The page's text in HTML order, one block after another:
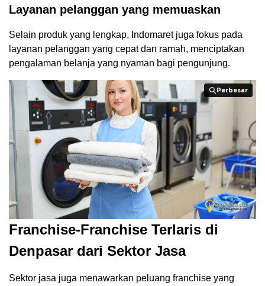
Layanan pelanggan yang memuaskan
Selain produk yang lengkap, Indomaret juga fokus pada
layanan pelanggan yang cepat dan ramah, menciptakan
pengalaman belanja yang nyaman bagi pengunjung.
Perbesar
Perbesar
Franchise-Franchise Terlaris di
Denpasar dari Sektor Jasa
Sektor jasa juga menawarkan peluang franchise yang